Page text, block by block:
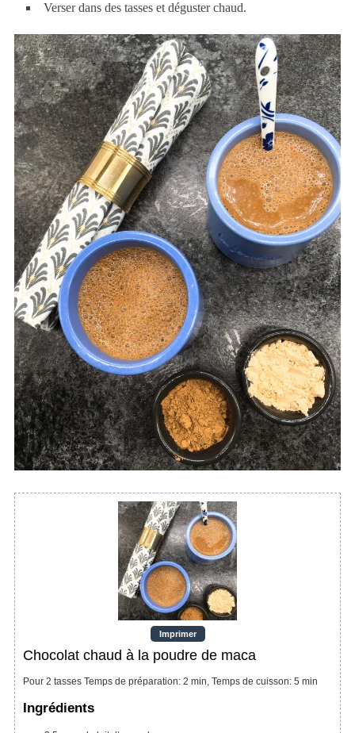
Verser dans des tasses et déguster chaud.
Imprimer
Chocolat chaud à la poudre de maca
Pour 2 tasses Temps de préparation: 2 min, Temps de cuisson: 5 min
Ingrédients